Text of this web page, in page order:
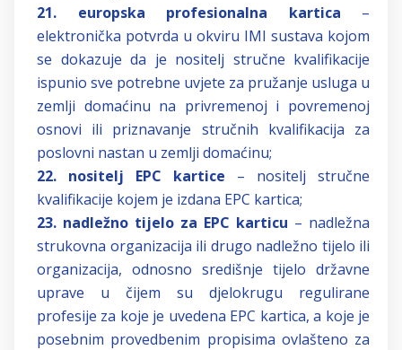
21. europska profesionalna kartica –
elektronička potvrda u okviru IMI sustava kojom
se dokazuje da je nositelj stručne kvalifikacije
ispunio sve potrebne uvjete za pružanje usluga u
zemlji domaćinu na privremenoj i povremenoj
osnovi ili priznavanje stručnih kvalifikacija za
poslovni nastan u zemlji domaćinu;
22. nositelj EPC kartice – nositelj stručne
kvalifikacije kojem je izdana EPC kartica;
23. nadležno tijelo za EPC karticu – nadležna
strukovna organizacija ili drugo nadležno tijelo ili
organizacija, odnosno središnje tijelo državne
uprave u čijem su djelokrugu regulirane
profesije za koje je uvedena EPC kartica, a koje je
posebnim provedbenim propisima ovlašteno za